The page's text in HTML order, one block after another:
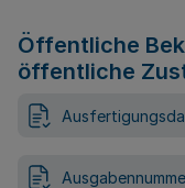
Öffentliche
öffentliche